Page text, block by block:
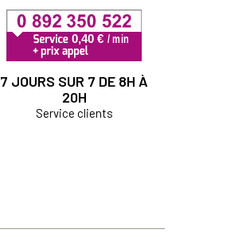
7 JOURS SUR 7 DE 8H À
20H
Service clients